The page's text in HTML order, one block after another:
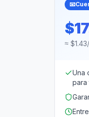
📧
≈
Una
para